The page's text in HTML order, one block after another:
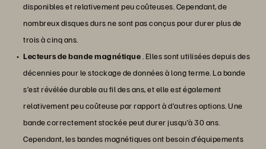
disponibles et relativement peu coûteuses. Cependant, de
nombreux disques durs ne sont pas conçus pour durer plus de
trois à cinq ans.
Lecteurs de bande magnétique . Elles sont utilisées depuis des
décennies pour le stockage de données à long terme. La bande
s’est révélée durable au fil des ans, et elle est également
relativement peu coûteuse par rapport à d’autres options. Une
bande correctement stockée peut durer jusqu’à 30 ans.
Cependant, les bandes magnétiques ont besoin d’équipements